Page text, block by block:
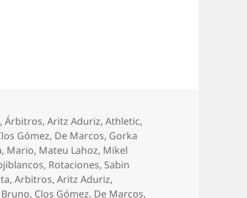
,Árbitros,Aritz Aduriz,Athletic,
Gómez, De Marcos, Gorka
, Mario, Mateu Lahoz, Mikel
, Rotaciones, Sabin
,Arbitros,Aritz Aduriz,
Bruno, Clos Gómez, De Marcos,